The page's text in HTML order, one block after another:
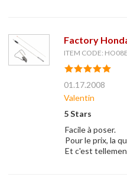
Factory
ITEM CODE:
01.17.2008
Valentin
5 Stars
Facile à poser.
Pour le prix, la
Et c'est